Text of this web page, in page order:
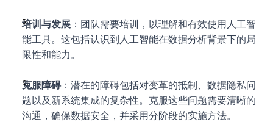
培训与发展 ：团队需要培训，以理解和有效使用人工智
能工具。这包括认识到人工智能在数据分析背景下的局
限性和能力。
克服障碍：潜在的障碍包括对变革的抵制、数据隐私问
题以及新系统集成的复杂性。克服这些问题需要清晰的
沟通，确保数据安全，并采用分阶段的实施方法。